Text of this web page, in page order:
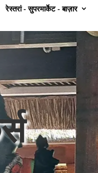
रेस्तरां - सुपरमार्केट - बाज़ार